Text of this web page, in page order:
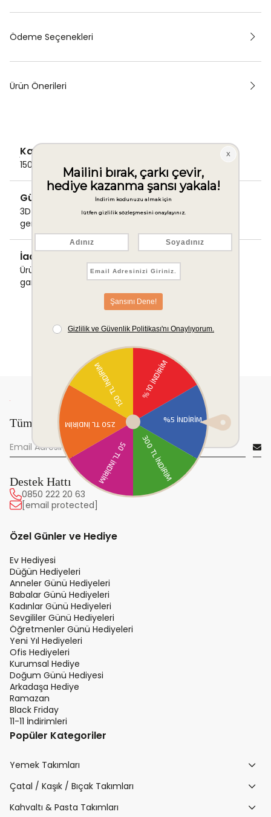
Ödeme Seçenekleri
Ürün Önerileri
Kargo Ücretsiz
1500 TL ve üzeri alışverişlerde Kargo bedava!
Güvenli Ödeme
3D Secure ile güvenli ödemenizi
gerçekleştirin.
İade & Değişim Garantisi
Ürünlerinizde sorunsuz iade ve değişim
garantisi.
Tüm yeniliklerden önce sen haberdar ol!
Destek Hattı
0850 222 20 63
[email protected]
Özel Günler ve Hediye
Ev Hediyesi
Düğün Hediyeleri
Anneler Günü Hediyeleri
Babalar Günü Hediyeleri
Kadınlar Günü Hediyeleri
Sevgililer Günü Hediyeleri
Öğretmenler Günü Hediyeleri
Yeni Yıl Hediyeleri
Ofis Hediyeleri
Kurumsal Hediye
Doğum Günü Hediyesi
Arkadaşa Hediye
Ramazan
Black Friday
11-11 İndirimleri
Popüler Kategoriler
Yemek Takımları
Çatal / Kaşık / Bıçak Takımları
Kahvaltı & Pasta Takımları